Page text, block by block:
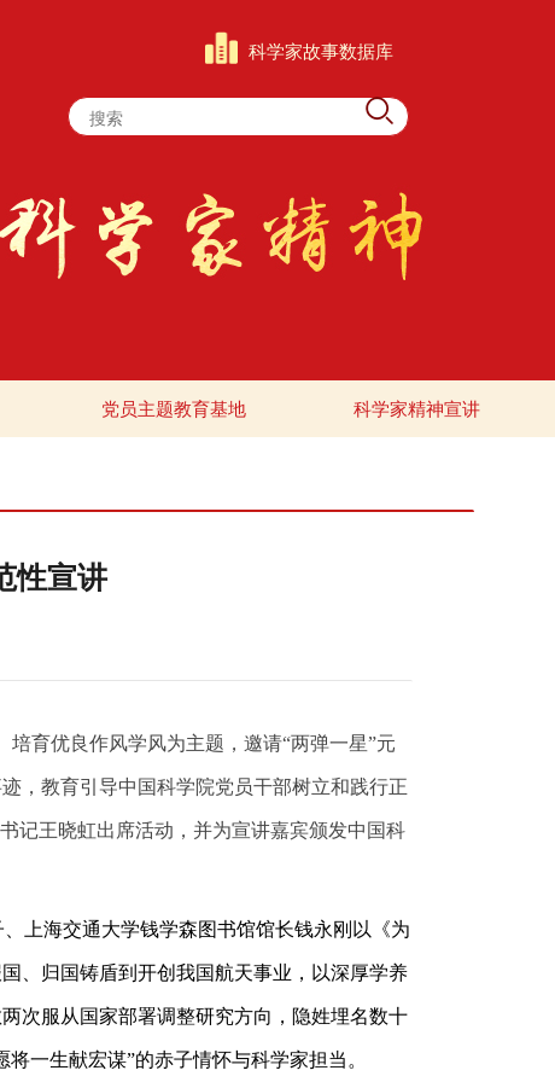
科学家故事数据库
党员主题教育基地 科学家精神宣讲
性宣讲
育优良作风学风为主题，邀请“两弹一星”元
，教育引导中国科学院党员干部树立和践行正
记王晓虹出席活动，并为宣讲嘉宾颁发中国科
上海交通大学钱学森图书馆馆长钱永刚以《为
、归国铸盾到开创我国航天事业，以深厚学养
次服从国家部署调整研究方向，隐姓埋名数十
一生献宏谋”的赤子情怀与科学家担当。